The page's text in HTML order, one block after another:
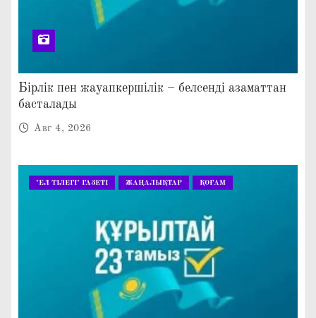
Бірлік пен жауапкершілік – белсенді азаматтан
басталады
Авг 4, 2026
"ЕЛ ТІЛЕГІ" ГАЗЕТІ ЖАҢАЛЫҚТАР ҚОҒАМ